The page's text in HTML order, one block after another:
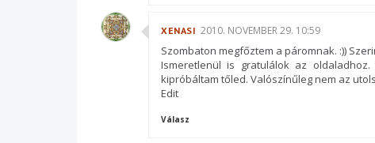
XENASI 2010. NOVEMBER 29. 10:59
Szombaton megfőztem a páromnak. :))
Ismeretlenül is gratulálok az
kipróbáltam tőled. Valószínűleg nem az
Edit
Válasz